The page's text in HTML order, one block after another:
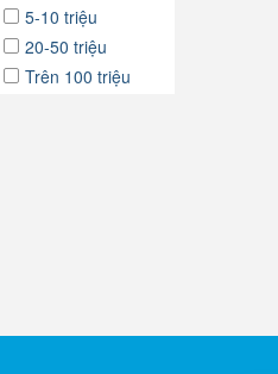
5-10 triệu
20-50 triệu
Trên 100 triệu